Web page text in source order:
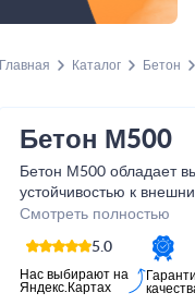
Главная Каталог Бетон
Бетон М500
Бетон М500 обладает
устойчивостью к
идеальным выбором
стен, плит и других
производится с
технологий и строго
производства, чтобы
Смотреть полностью
5.0
Нас выбирают на
Яндекс.Картах